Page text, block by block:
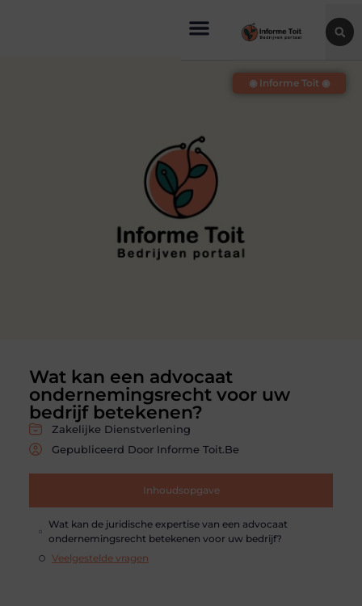
Wat kan een advocaat
ondernemingsrecht voor uw
bedrijf betekenen?
Zakelijke Dienstverlening
Gepubliceerd Door Informe Toit.be
Inhoudsopgave
Wat kan de juridische expertise van een advocaat
ondernemingsrecht betekenen voor uw bedrijf?
Veelgestelde vragen
◉ Informe Toit ◉